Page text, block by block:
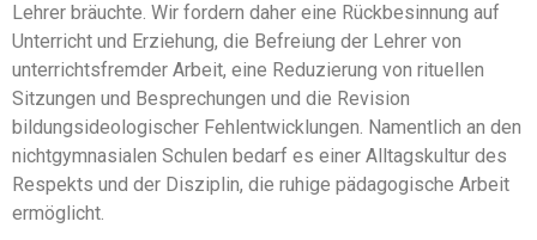
Lehrer bräuchte. Wir fordern daher eine Rückbesinnung auf
Unterricht und Erziehung, die Befreiung der Lehrer von
unterrichtsfremder Arbeit, eine Reduzierung von rituellen
Sitzungen und Besprechungen und die Revision
bildungsideologischer Fehlentwicklungen. Namentlich an den
nichtgymnasialen Schulen bedarf es einer Alltagskultur des
Respekts und der Disziplin, die ruhige pädagogische Arbeit
ermöglicht.